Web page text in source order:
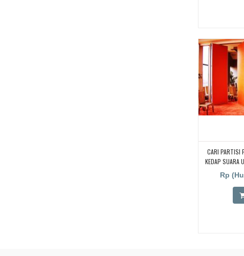
CARI PARTISI
KEDAP SUARA
KAMPUS,
RUANGAN
RUANG KELAS
PENYEKAT
Rp